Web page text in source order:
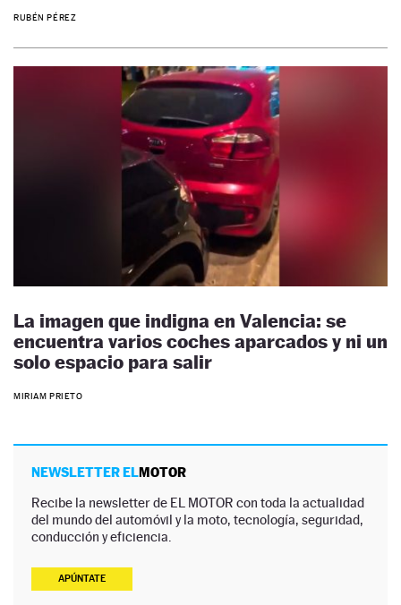
RUBÉN PÉREZ
La imagen que indigna en Valencia: se
encuentra varios coches aparcados y ni un
solo espacio para salir
MIRIAM PRIETO
NEWSLETTER ELMOTOR
Recibe la newsletter de EL MOTOR con toda la actualidad
del mundo del automóvil y la moto, tecnología, seguridad,
conducción y eficiencia.
APÚNTATE